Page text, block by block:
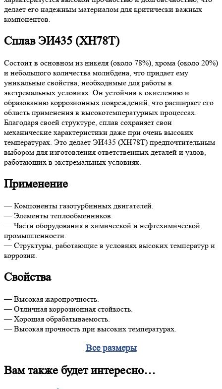
делает его надежным материалом для критически важных
компонентов.
Сплав ЭИ435 (ХН78Т)
Состоит в основном из никеля (около 78%), хрома (около 20%)
и небольшого количества молибдена, что придает ему
уникальные свойства, необходимые для работы в
экстремальных условиях. Он устойчив к окислению и
образованию коррозионных повреждений, что расширяет его
область применения в высокотемпературных процессах.
Благодаря своей структуре, сплав сохраняет свои
механические характеристики даже при очень высоких
температурах. Это делает ЭИ435 (ХН78Т) предпочтительным
выбором для изготовления ответственных деталей и узлов,
работающих в экстремальных условиях.
Применение
— Компоненты газотурбинных двигателей.
— Элементы теплообменников.
— Части оборудования в химической и нефтехимической
промышленности.
— Структуры, работающие в условиях высоких температур и
коррозии.
Свойства
— Высокая жаропрочность.
— Отличная коррозионная стойкость.
— Хорошая обрабатываемость.
— Высокая прочность при высоких температурах.
Все размеры
Вам также будет интересно…